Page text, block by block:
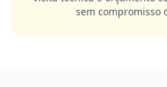
sem compromisso